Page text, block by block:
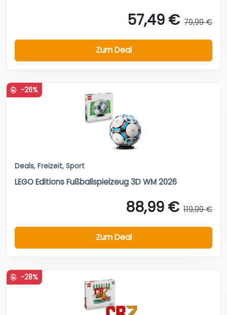
57,49 € 79,99 €
Zum Deal
-26%
Deals, Freizeit, Sport
LEGO Editions Fußballspielzeug 3D WM 2026
88,99 € 119,99 €
Zum Deal
-28%